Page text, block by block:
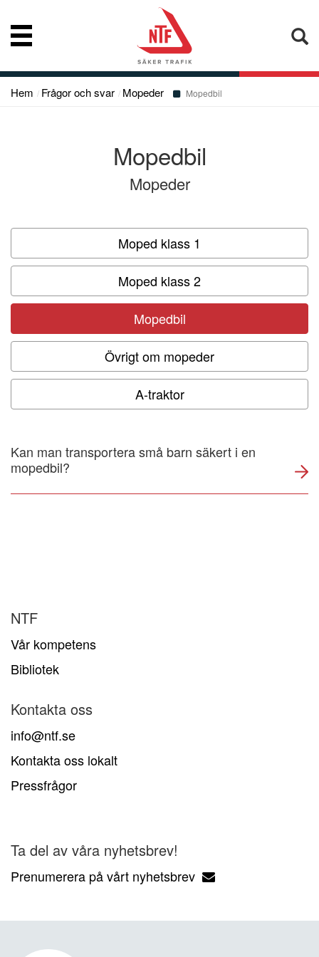
Nyheter
Vår kompetens
Konsumentupplysning
Frågor och svar
Om NTF
NTF i ditt län
Hem Frågor och svar Mopeder Mopedbil
Mopedbil
Mopeder
Moped klass 1
Moped klass 2
Mopedbil
Övrigt om mopeder
A-traktor
Kan man transportera små barn säkert i en
mopedbil?
NTF
Vår kompetens
Bibliotek
Kontakta oss
info@ntf.se
Kontakta oss lokalt
Pressfrågor
Ta del av våra nyhetsbrev!
Prenumerera på vårt nyhetsbrev